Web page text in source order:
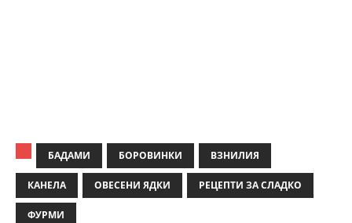
БАДАМИ БОРОВИНКИ ВЗНИЛИЯ
КАНЕЛА ОВЕСЕНИ ЯДКИ РЕЦЕПТИ ЗА СЛАДКО
ФУРМИ